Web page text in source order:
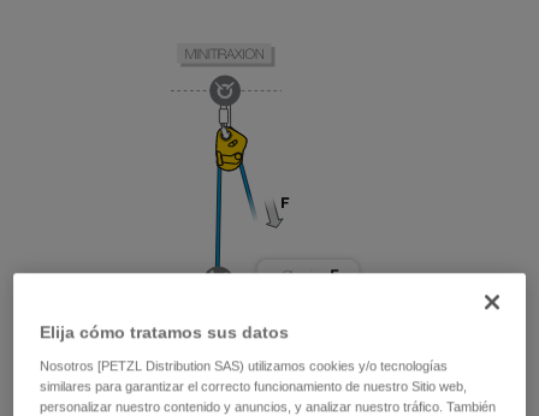
Elija cómo tratamos sus datos
Nosotros [PETZL Distribution SAS) utilizamos cookies y/o tecnologías
similares para garantizar el correcto funcionamiento de nuestro Sitio web,
personalizar nuestro contenido y anuncios, y analizar nuestro tráfico. También